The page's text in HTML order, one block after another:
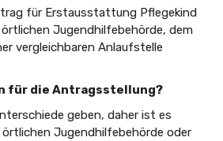
für Erstausstattung Pflegekind
örtlichen Jugendhilfebehörde, dem
vergleichbaren Anlaufstelle
für die Antragsstellung?
geben, daher ist es
Jugendhilfebehörde oder